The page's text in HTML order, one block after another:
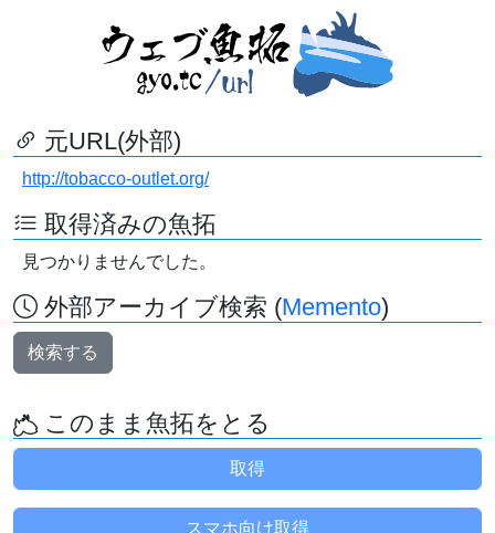
元URL(外部)
http://tobacco-outlet.org/
取得済みの魚拓
見つかりませんでした。
外部アーカイブ検索 (Memento)
検索する
このまま魚拓をとる